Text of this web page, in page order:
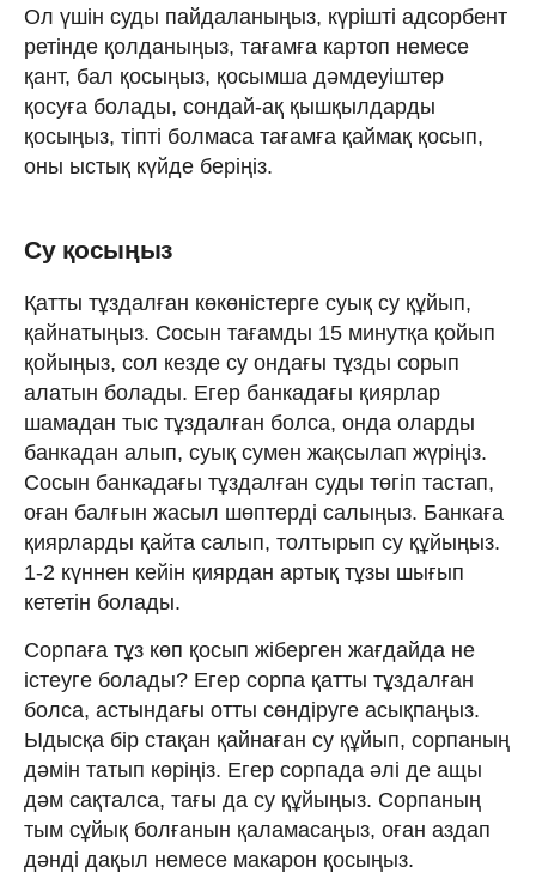
Ол үшін суды пайдаланыңыз, күрішті адсорбент
ретінде қолданыңыз, тағамға картоп немесе
қант, бал қосыңыз, қосымша дәмдеуіштер
қосуға болады, сондай-ақ қышқылдарды
қосыңыз, тіпті болмаса тағамға қаймақ қосып,
оны ыстық күйде беріңіз.
Су қосыңыз
Қатты тұздалған көкөністерге суық су құйып,
қайнатыңыз. Сосын тағамды 15 минутқа қойып
қойыңыз, сол кезде су ондағы тұзды сорып
алатын болады. Егер банкадағы қиярлар
шамадан тыс тұздалған болса, онда оларды
банкадан алып, суық сумен жақсылап жүріңіз.
Сосын банкадағы тұздалған суды төгіп тастап,
оған балғын жасыл шөптерді салыңыз. Банкаға
қиярларды қайта салып, толтырып су құйыңыз.
1-2 күннен кейін қиярдан артық тұзы шығып
кететін болады.
Сорпаға тұз көп қосып жіберген жағдайда не
істеуге болады? Егер сорпа қатты тұздалған
болса, астындағы отты сөндіруге асықпаңыз.
Ыдысқа бір стақан қайнаған су құйып, сорпаның
дәмін татып көріңіз. Егер сорпада әлі де ащы
дәм сақталса, тағы да су құйыңыз. Сорпаның
тым сұйық болғанын қаламасаңыз, оған аздап
дәнді дақыл немесе макарон қосыңыз.